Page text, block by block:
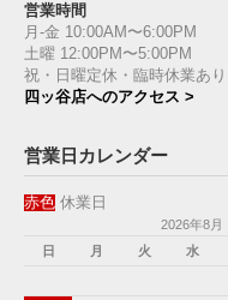
営業時間
月-金 10:00AM〜6:00PM
土曜 12:00PM〜5:00PM
祝・日曜定休・臨時休業あり
四ッ谷店へのアクセス >
営業日カレンダー
赤色 休業日
2026年8月
日
月 火 水